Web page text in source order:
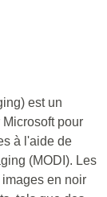
est un
pour
à l'aide de
(MODI). Les
en noir